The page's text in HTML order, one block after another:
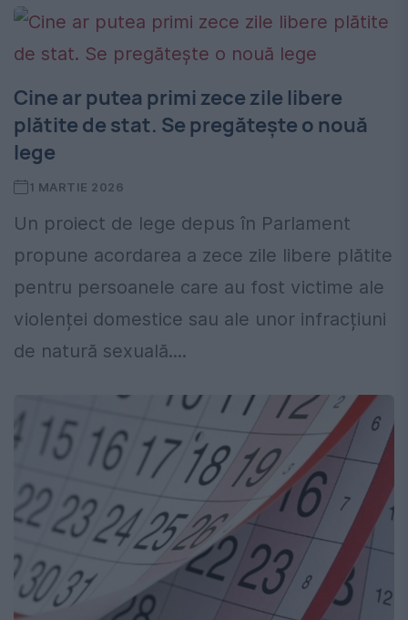
Cine ar putea primi zece zile libere
plătite de stat. Se pregătește o nouă
lege
1 MARTIE 2026
Un proiect de lege depus în Parlament
propune acordarea a zece zile libere plătite
pentru persoanele care au fost victime ale
violenței domestice sau ale unor infracțiuni
de natură sexuală....